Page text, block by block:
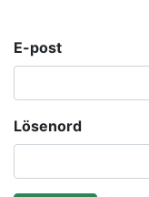
E-post
Lösenord